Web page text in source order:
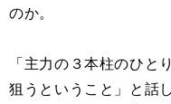
のか。
「主力の３本柱のひと
狙うということ」と話